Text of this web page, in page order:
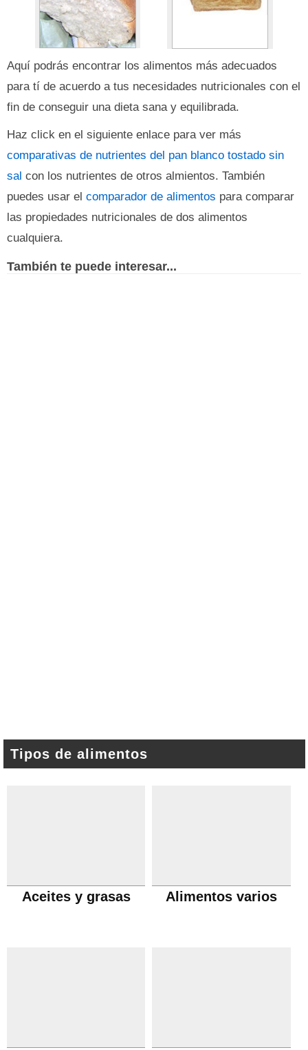
Aquí podrás encontrar los alimentos más adecuados
para tí de acuerdo a tus necesidades nutricionales con el
fin de conseguir una dieta sana y equilibrada.
Haz click en el siguiente enlace para ver más
comparativas de nutrientes del pan blanco tostado sin
sal con los nutrientes de otros almientos. También
puedes usar el comparador de alimentos para comparar
las propiedades nutricionales de dos alimentos
cualquiera.
También te puede interesar...
Tipos de alimentos
Aceites y grasas Alimentos varios